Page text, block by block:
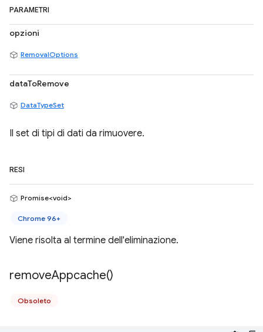
PARAMETRI
opzioni
RemovalOptions
dataToRemove
DataTypeSet
Il set di tipi di dati da rimuovere.
RESI
Promise<void>
Chrome 96+
Viene risolta al termine dell'eliminazione.
removeAppcache()
Obsoleto